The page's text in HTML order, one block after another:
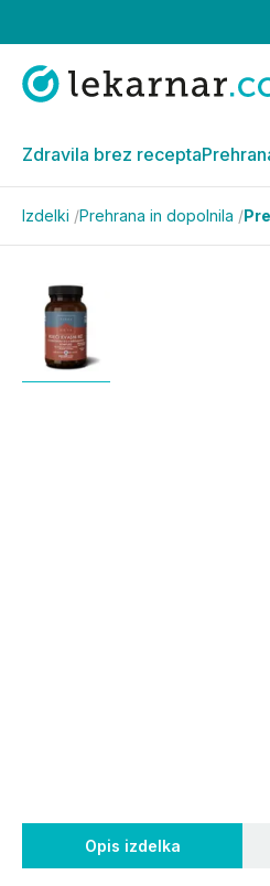
Zdravila brez recepta
Izdelki /Prehrana in dopolnila /
Opis izdelka